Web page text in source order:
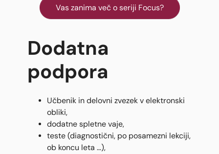
Vas zanima več o seriji Focus?
Dodatna
podpora
Učbenik in delovni zvezek v elektronski
obliki,
dodatne spletne vaje,
teste (diagnostični, po posamezni lekciji,
ob koncu leta …),